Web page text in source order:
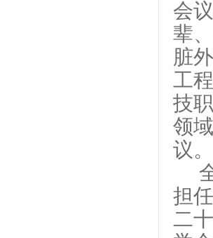
会
辈
脏
工
技
领
议。
担
二